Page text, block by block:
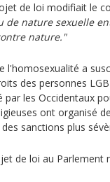
de loi modifiait le
de nature sexuelle
nature."
l'homosexualité a
des personnes
les Occidentaux
ont organisé
sanctions plus
de loi au Parlement